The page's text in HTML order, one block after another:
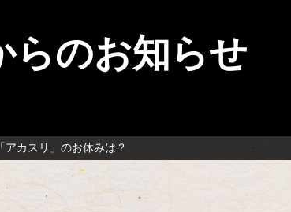
らのお知らせ
アカスリ」のお休みは？